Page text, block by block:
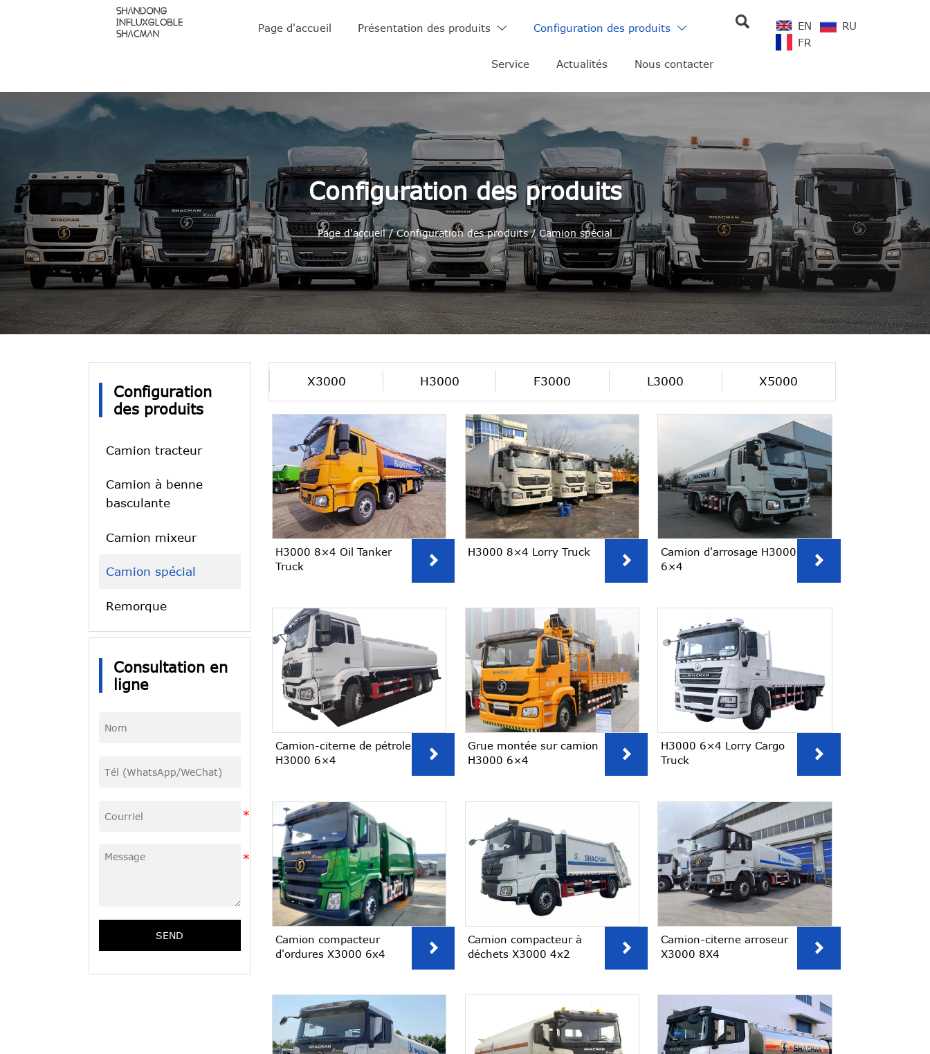
Page d'accueil Présentation des produits  Configuration des produits 
Service Actualités Nous contacter
 EN
RU
FR
Configuration des produits
Page d'accueil/Configuration des produits/Camion spécial
Configuration
des produits
Camion tracteur
Camion à benne
basculante
Camion mixeur
Camion spécial
Remorque
Consultation en
ligne
SEND
X3000 H3000 F3000 L3000 X5000
H3000 8×4 Oil Tanker
Truck

H3000 8×4 Lorry Truck

Camion d'arrosage H3000
6×4

Camion-citerne de pétrole
H3000 6×4

Grue montée sur camion
H3000 6×4

H3000 6×4 Lorry Cargo
Truck

Camion compacteur
d'ordures X3000 6x4

Camion compacteur à
déchets X3000 4x2

Camion-citerne arroseur
X3000 8X4
